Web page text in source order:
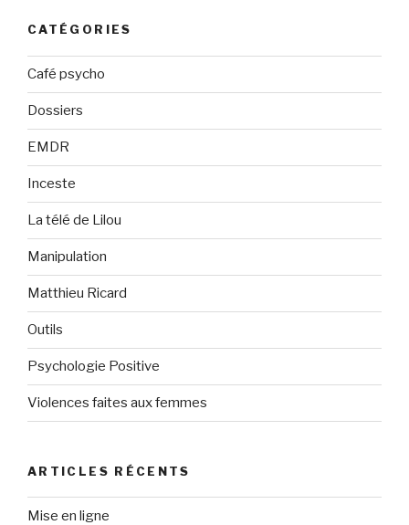
CATÉGORIES
Café psycho
Dossiers
EMDR
Inceste
La télé de Lilou
Manipulation
Matthieu Ricard
Outils
Psychologie Positive
Violences faites aux femmes
ARTICLES RÉCENTS
Mise en ligne